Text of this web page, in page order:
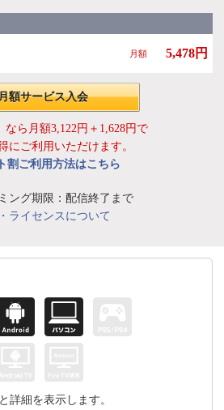
月額 5,478円
額サービス入会
なら月額3,122円＋1,628円で
にご利用いただけます。
割ご利用方法はこちら
ング期限：配信終了まで
ライセンスについて
詳細を表示します。